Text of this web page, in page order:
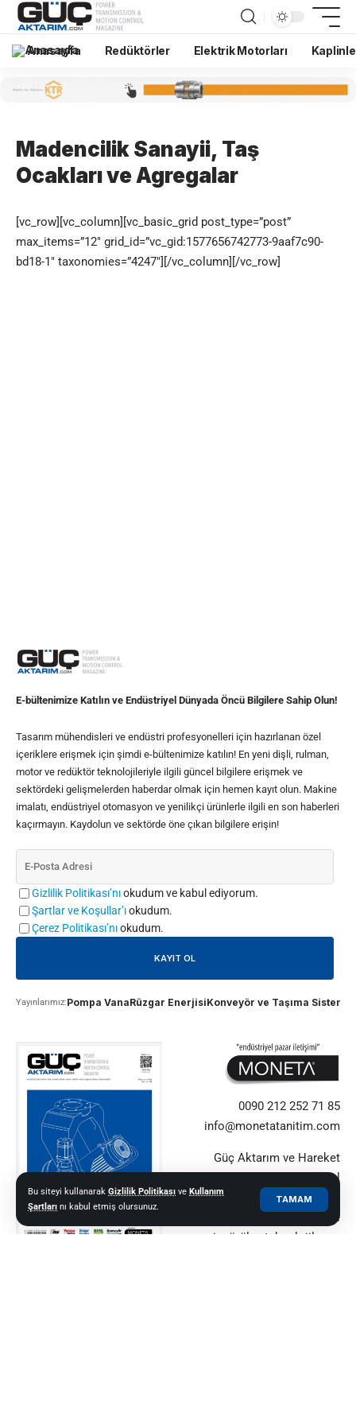
Bu siteyi kullanarak Gizlilik Politikası ve Kullanım
Şartları nı kabul etmiş olursunuz.
TAMAM
Anasayfa Redüktörler Elektrik Motorları
Madencilik Sanayii, Taş
Ocakları ve Agregalar
[vc_row][vc_column][vc_basic_grid post_type=”post”
max_items=”12″ grid_id=”vc_gid:1577656742773-9aaf7c90-
bd18-1″ taxonomies=”4247″][/vc_column][/vc_row]
E-bültenimize Katılın ve Endüstriyel Dünyada Öncü Bilgilere Sahip Olun!
Tasarım mühendisleri ve endüstri profesyonelleri için hazırlanan özel
içeriklere erişmek için şimdi e-bültenimize katılın! En yeni dişli, rulman,
motor ve redüktör teknolojileriyle ilgili güncel bilgilere erişmek ve
sektördeki gelişmelerden haberdar olmak için hemen kayıt olun. Makine
imalatı, endüstriyel otomasyon ve yenilikçi ürünlerle ilgili en son haberleri
kaçırmayın. Kaydolun ve sektörde öne çıkan bilgilere erişin!
Gizlilik Politikası’nıokudum ve kabul ediyorum.
Şartlar ve Koşullar’ıokudum.
Çerez Politikası’nıokudum.
Yayınlarımız:Pompa VanaRüzgar EnerjisiKonveyör ve Taşıma
0090 212 252 71 85
info@monetatanitim.com
Güç Aktarım ve Hareket
Kontrol alanındaki küresel
yeniliklerin güvenilir adresi.
Sektör profesyonellerine
içgörüler, teknolojiler ve